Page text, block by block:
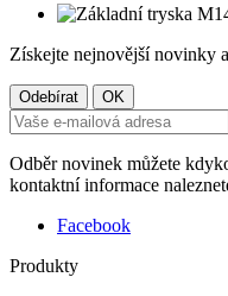
Získejte nejnovější novinky
Odběr novinek můžete
kontaktní informace
Facebook
Produkty